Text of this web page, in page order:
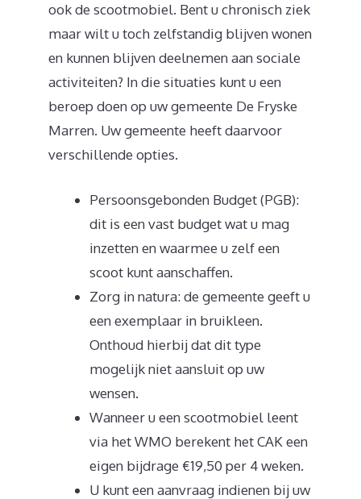
ook de scootmobiel. Bent u chronisch ziek
maar wilt u toch zelfstandig blijven wonen
en kunnen blijven deelnemen aan sociale
activiteiten? In die situaties kunt u een
beroep doen op uw gemeente De Fryske
Marren. Uw gemeente heeft daarvoor
verschillende opties.
Persoonsgebonden Budget (PGB):
dit is een vast budget wat u mag
inzetten en waarmee u zelf een
scoot kunt aanschaffen.
Zorg in natura: de gemeente geeft u
een exemplaar in bruikleen.
Onthoud hierbij dat dit type
mogelijk niet aansluit op uw
wensen.
Wanneer u een scootmobiel leent
via het WMO berekent het CAK een
eigen bijdrage €19,50 per 4 weken.
U kunt een aanvraag indienen bij uw